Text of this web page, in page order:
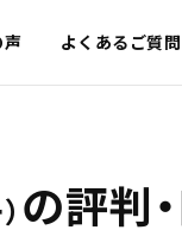
声 よくあるご質問
の評判